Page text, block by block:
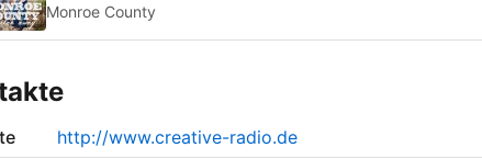
Monroe County
http://www.creative-radio.de